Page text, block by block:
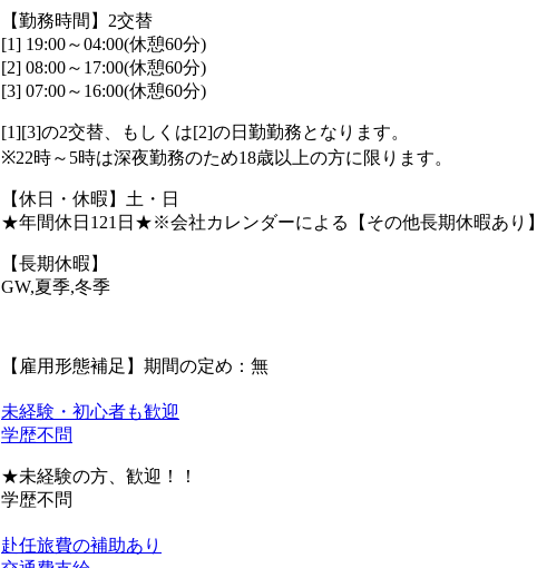
【勤務時間】2交替
[1] 19:00～04:00(休憩60分)
[2] 08:00～17:00(休憩60分)
[3] 07:00～16:00(休憩60分)
[1][3]の2交替、もしくは[2]の日勤勤務となります。
※22時～5時は深夜勤務のため18歳以上の方に限ります。
【休日・休暇】土・日
★年間休日121日★※会社カレンダーによる【その他長期休暇あり】
【長期休暇】
GW,夏季,冬季
【雇用形態補足】期間の定め：無
未経験・初心者も歓迎
学歴不問
★未経験の方、歓迎！！
学歴不問
赴任旅費の補助あり